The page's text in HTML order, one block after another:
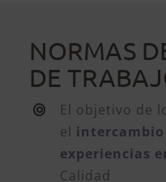
NORMAS
DE
El objetivo de
el intercambio
experiencias
Calidad